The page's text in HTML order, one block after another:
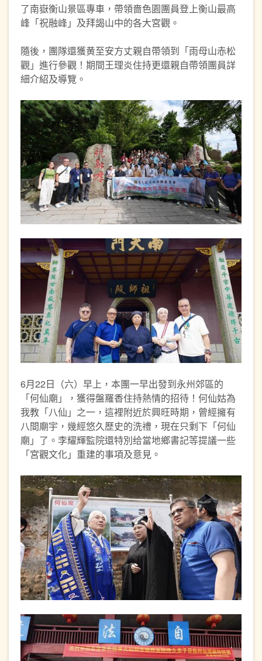
了南嶽衡山景區專車，帶領嗇色園團員登上衡山最高
峰「祝融峰」及拜謁山中的各大宮觀。
隨後，團隊還獲黄至安方丈親自帶領到「雨母山赤松
觀」進行參觀！期間王理炎住持更還親自帶領團員詳
細介紹及導覽。
6月22日（六）早上，本團一早出發到永州郊區的
「何仙廟」，獲得盤羅香住持熱情的招待！何仙姑為
我教「八仙」之一，這裡附近於興旺時期，曾經擁有
八間廟宇，幾經悠久歷史的洗禮，現在只剩下「何仙
廟」了。李耀輝監院還特別给當地鄉書記等提議一些
「宮觀文化」重建的事項及意見。